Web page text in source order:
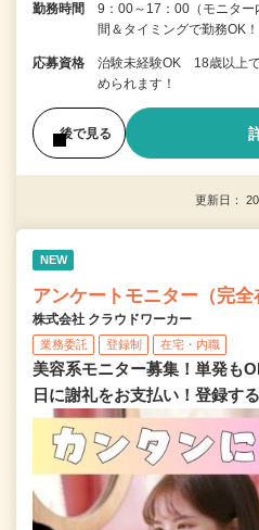
勤務時間
9：00～17：00（モニター
間＆タイミングで勤務OK
応募資格
治験未経験OK 18歳以上
められます！
後で見る
更新日：
NEW
アンケートモニター（完全
株式会社 クラウドワーカー
業務委託 登録制 在宅・内職
美容系モニター募集！単発も
日に謝礼をお支払い！登録す